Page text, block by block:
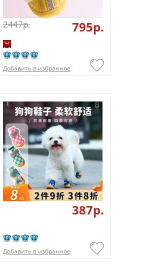
2447p. 795p.
Добавить в избранное
387p.
Добавить в избранное